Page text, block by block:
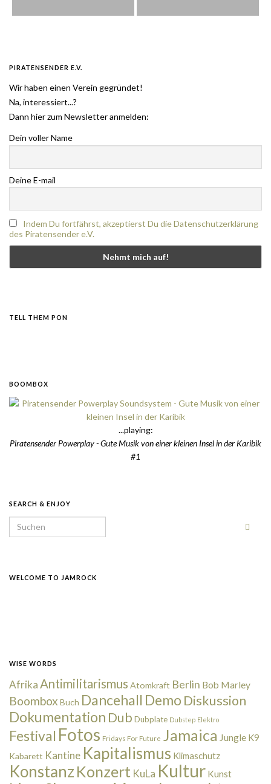
PIRATENSENDER E.V.
Wir haben einen Verein gegründet!
Na, interessiert...?
Dann hier zum Newsletter anmelden:
Dein voller Name
Deine E-mail
Indem Du fortfährst, akzeptierst Du die Datenschutzerklärung
des Piratensender e.V.
TELL THEM PON
BOOMBOX
...playing:
Piratensender Powerplay - Gute Musik von einer kleinen Insel in der Karibik
#1
SEARCH & ENJOY
Search for:
WELCOME TO JAMROCK
WISE WORDS
AfrikaAntimilitarismus Atomkraft Berlin Bob Marley
Boombox Buch Dancehall Demo Diskussion
Dokumentation Dub Dubplate Dubstep Elektro
Festival Fotos Fridays For Future Jamaica Jungle K9
Kabarett Kantine Kapitalismus Klimaschutz
Konstanz Konzert KuLa Kultur Kunst